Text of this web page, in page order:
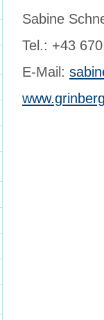
Sabine
Tel.: +43
E-Mail: